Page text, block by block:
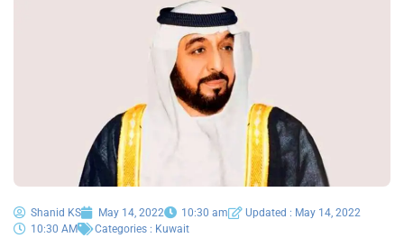
Shanid KS May 14, 2022 10:30 am
Updated : May 14, 2022
10:30 AM
Categories : Kuwait